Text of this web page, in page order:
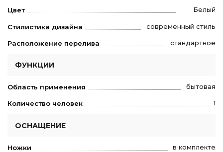
Цвет Белый
Стилистика дизайна современный стиль
Расположение перелива стандартное
ФУНКЦИИ
Область применения бытовая
Количество человек 1
ОСНАЩЕНИЕ
Ножки в комплекте